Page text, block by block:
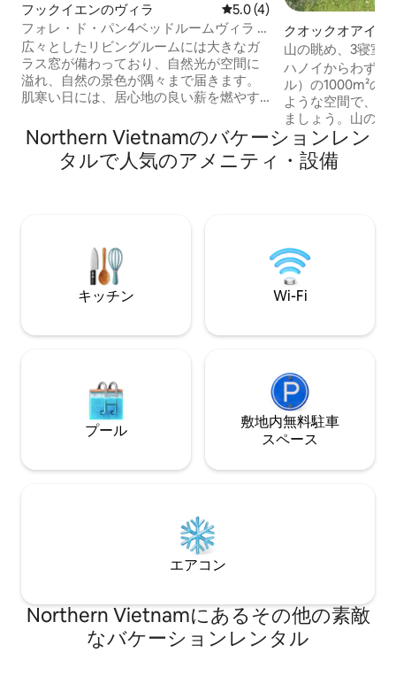
フックイエンのヴィラ レビュー4件、5つ星中5.0つ
5.0 (4)
フォレ・ド・パン4ベッドルームヴィラ -
ヴィーナス・フラミンゴ・ダイライ
広々としたリビングルームには大きなガ
ラス窓が備わっており、自然光が空間に
溢れ、自然の景色が隅々まで届きます。
肌寒い日には、居心地の良い薪を燃やす
思い出に残るひとときを過ごせることで
しょう。プールは夏場は爽やかで、冬場
は給湯システムが設置されます（ご要望
ィラには4つの寝室があり、それぞれに雄
大な山々と自然の松林のパノラマビュー
を楽しめる広々としたバルコニーがあり
2.2m x 2m 1台＋追加マットレス1m x 2m 1
ス1枚（1m x 2m）、松林の景色が見える
バスタブ - 寝室3：ベッド1台（2.2m x
2m）+ 追加マットレス1枚（1m x 2m）、
バスタブ - 寝室4：マットレス4枚（1m x
2m）、ウォークインシャワー（標準マッ
トレス2枚） 寝室4を使用しない場合は、
エリアに変えることができます。
クオックオアイ県
山の眺め、3寝室
HN、インフィニ
ハノイからわずか
ル）の1000m²の
ような空間で、自
ましょう。山の
バーを備えた、化
温泉のインフィ
ましょう。心に
機、乾燥機、高速
のためのキング／
心の奥底を癒やす
あなたの休暇はこ
Northern Vietnamのバケーションレン
タルで人気のアメニティ・設備
キッチン Wi-Fi
プール
敷地内無料駐⁠車
ス⁠ペ⁠ー⁠ス
エアコン
Northern Vietnamにあるその他の素敵
なバケーションレンタル